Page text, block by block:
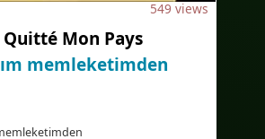
549 views
Quitté Mon Pays
memleketimden